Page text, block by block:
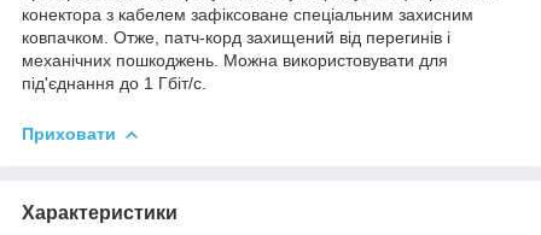
конектора з кабелем зафіксоване спеціальним захисним
ковпачком. Отже, патч-корд захищений від перегинів і
механічних пошкоджень. Можна використовувати для
під'єднання до 1 Гбіт/с.
Приховати
Характеристики